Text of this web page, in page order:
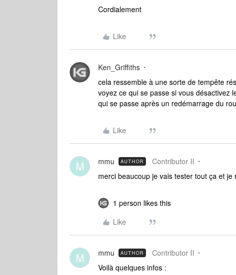
Cordialement
Like
Ken_Griffiths
cela ressemble à une sorte de tempête
voyez ce qui se passe si vous désactivez
qui se passe après un redémarrage du
Like
M mmu AUTHOR Contributor II
merci beaucoup je vais tester tout ça et
1 person likes this
Like
M mmu AUTHOR Contributor II
Voilà quelques infos :